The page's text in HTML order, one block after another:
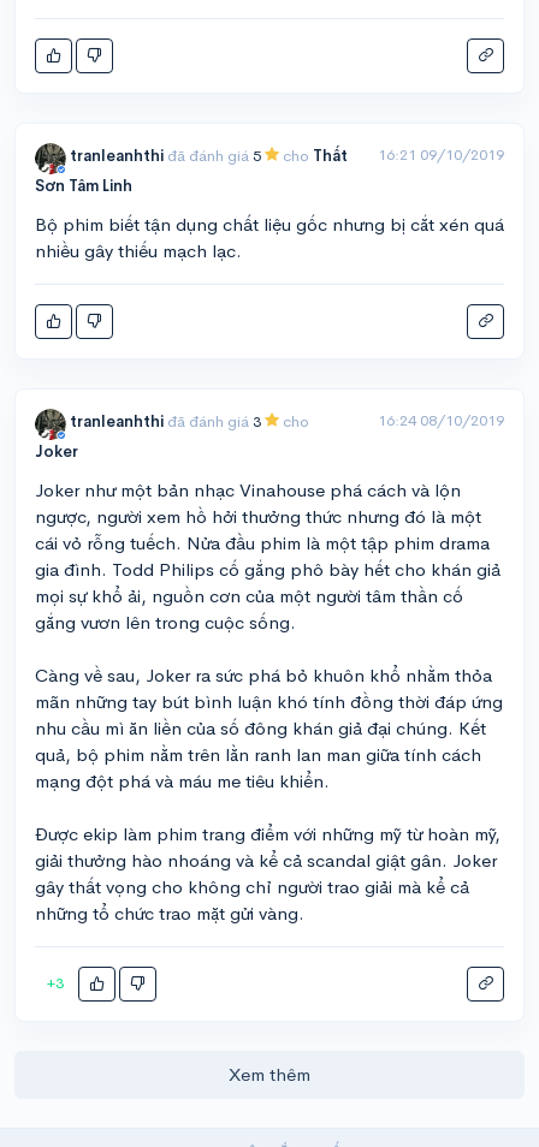
tranleanhthi đã đánh giá 5 cho Thất
Sơn Tâm Linh
16:21 09/10/2019
Bộ phim biết tận dụng chất liệu gốc nhưng bị cắt xén quá
nhiều gây thiếu mạch lạc.
tranleanhthi đã đánh giá 3
cho
Joker
16:24 08/10/2019
Joker như một bản nhạc Vinahouse phá cách và lộn
ngược, người xem hồ hởi thưởng thức nhưng đó là một
cái vỏ rỗng tuếch. Nửa đầu phim là một tập phim drama
gia đình. Todd Philips cố gắng phô bày hết cho khán giả
mọi sự khổ ải, nguồn cơn của một người tâm thần cố
gắng vươn lên trong cuộc sống.
Càng về sau, Joker ra sức phá bỏ khuôn khổ nhằm thỏa
mãn những tay bút bình luận khó tính đồng thời đáp ứng
nhu cầu mì ăn liền của số đông khán giả đại chúng. Kết
quả, bộ phim nằm trên lằn ranh lan man giữa tính cách
mạng đột phá và máu me tiêu khiển.
Được ekip làm phim trang điểm với những mỹ từ hoàn mỹ,
giải thưởng hào nhoáng và kể cả scandal giật gân. Joker
gây thất vọng cho không chỉ người trao giải mà kể cả
những tổ chức trao mặt gửi vàng.
+3
Xem thêm